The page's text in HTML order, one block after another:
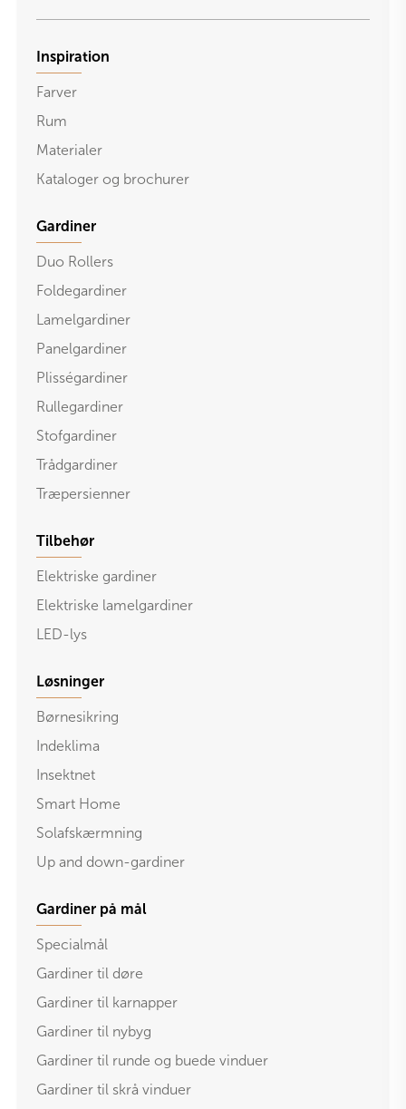
Inspiration
Farver
Rum
Materialer
Kataloger og brochurer
Gardiner
Duo Rollers
Foldegardiner
Lamelgardiner
Panelgardiner
Plisségardiner
Rullegardiner
Stofgardiner
Trådgardiner
Træpersienner
Tilbehør
Elektriske gardiner
Elektriske lamelgardiner
LED-lys
Løsninger
Børnesikring
Indeklima
Insektnet
Smart Home
Solafskærmning
Up and down-gardiner
Gardiner på mål
Specialmål
Gardiner til døre
Gardiner til karnapper
Gardiner til nybyg
Gardiner til runde og buede vinduer
Gardiner til skrå vinduer